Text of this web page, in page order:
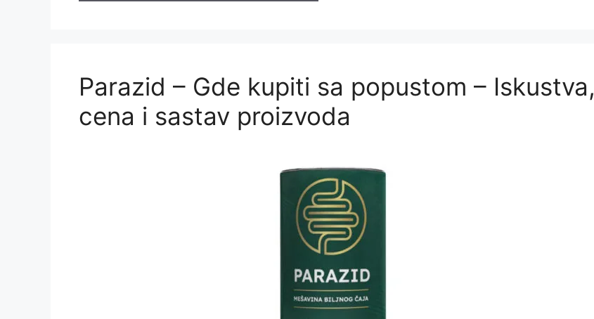
Parazid – Gde kupiti sa popustom – Iskustva,
cena i sastav proizvoda